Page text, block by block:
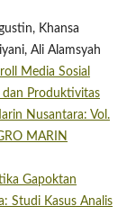
Khansa
Ali Alamsyah
Media Sosial
dan Produktivitas
Nusantara: Vol.
MARIN
Gapoktan
Studi Kasus Analis